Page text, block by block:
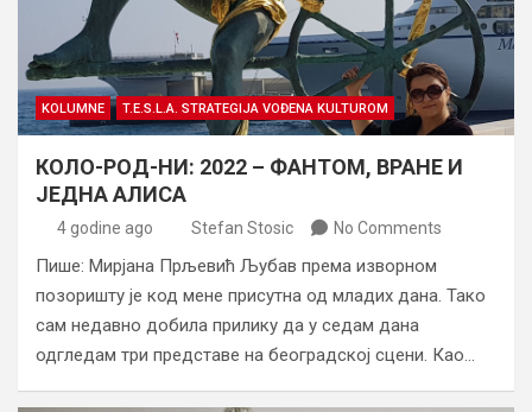
KOLUMNE T.E.S.L.A. STRATEGIJA VOĐENA KULTUROM
КОЛО-РОД-НИ: 2022 – ФАНТОМ, ВРАНЕ И
ЈЕДНА АЛИСА
4 godine ago Stefan Stosic No Comments
Пише: Мирјана Прљевић Љубав према изворном
позоришту је код мене присутна од младих дана. Тако
сам недавно добила прилику да у седам дана
одгледам три представе на београдској сцени. Као…